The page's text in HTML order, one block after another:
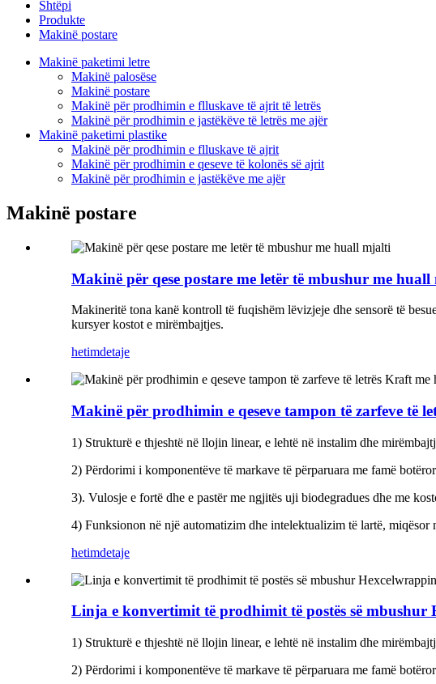
Shtëpi
Produkte
Makinë postare
Makinë paketimi letre
Makinë palosëse
Makinë postare
Makinë për prodhimin e flluskave të ajrit të letrës
Makinë për prodhimin e jastëkëve të letrës me ajër
Makinë paketimi plastike
Makinë për prodhimin e flluskave të ajrit
Makinë për prodhimin e qeseve të kolonës së ajrit
Makinë për prodhimin e jastëkëve me ajër
Makinë postare
Makinë për qese postare me letër të mbushur me
Makineritë tona kanë kontroll të fuqishëm lëvizjeje dhe sensorë të
kursyer kostot e mirëmbajtjes.
hetimdetaje
Makinë për prodhimin e qeseve tampon të zarfeve të
1) Strukturë e thjeshtë në llojin linear, e lehtë në instalim dhe
2) Përdorimi i komponentëve të markave të përparuara me famë
3). Vulosje e fortë dhe e pastër me ngjitës uji biodegradues dhe me
4) Funksionon në një automatizim dhe intelektualizim të lartë, miqësor
hetimdetaje
Linja e konvertimit të prodhimit të postës së mbushur
1) Strukturë e thjeshtë në llojin linear, e lehtë në instalim dhe
2) Përdorimi i komponentëve të markave të përparuara me famë